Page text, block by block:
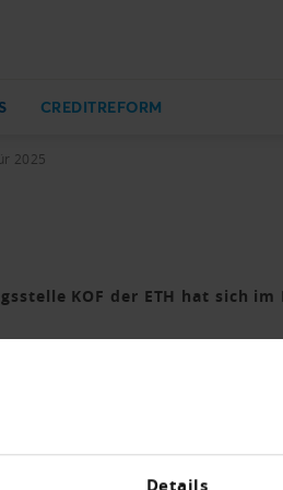
CREDITREFORM
2025
KOF der ETH hat sich im
liegt damit unter der
das Gastgewerbe von einer
PMI, der die Erwartungen aus